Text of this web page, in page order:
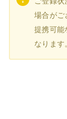
場合がご
提携可能
なります